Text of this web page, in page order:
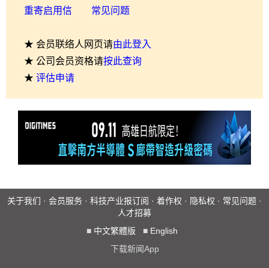
重寄启用信 常见问题
★ 会员联络人网页请由此登入
★ 公司会员资格请按此查询
★ 评估申请
关于我们 · 会员服务 · 科技产业报订阅 · 着作权 · 隐私权 · 常见问题 ·
人才招募
■ 中文繁體版 ■ English
下载新闻App